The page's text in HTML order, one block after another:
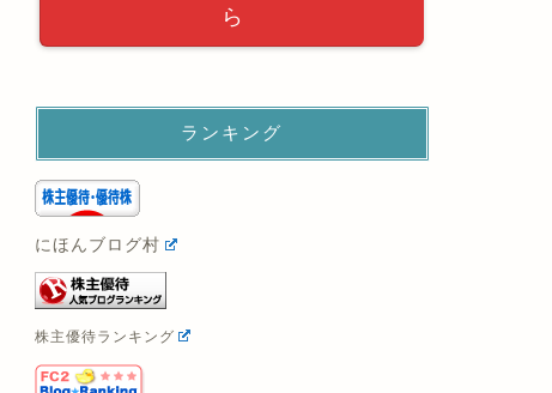
ら
ランキング
にほんブログ村
株主優待ランキング